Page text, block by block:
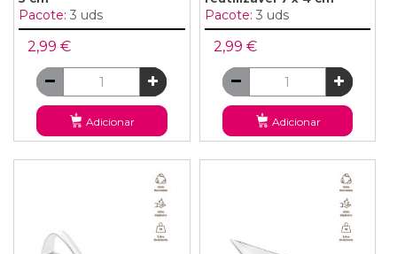
Pacote: 3 uds
2,99 €
Adicionar
Pacote: 3 uds
2,99 €
Adicionar